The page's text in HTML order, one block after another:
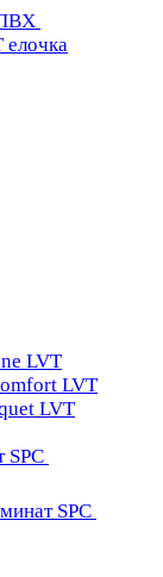
LVT
LVT
LVT
SPC
SPC